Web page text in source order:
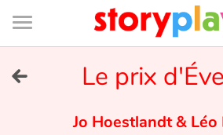
Connexion
Bibliothèque
de
page
Le prix
Jo Hoestlandt&Léo